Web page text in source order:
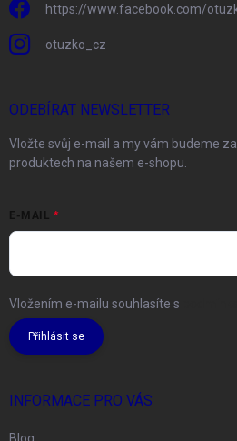
https://www.facebook.com/
otuzko_cz
ODEBÍRAT NEWSLETTER
Vložte svůj e-mail a my vám budeme
produktech na našem e-shopu.
E-MAIL
Vložením e-mailu souhlasíte s
Přihlásit se
INFORMACE PRO VÁS
Blog